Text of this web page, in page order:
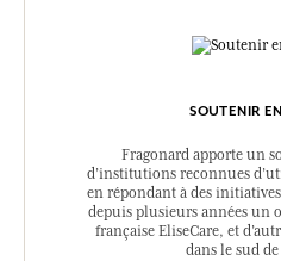
SOUTENIR
Fragonard apporte un
d’institutions reconnues
en répondant à des
depuis plusieurs années un
française EliseCare, et
dans le sud